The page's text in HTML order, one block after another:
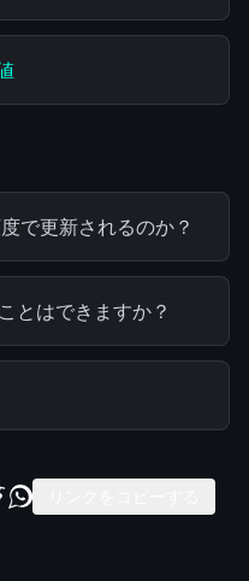
で更新されるのか？
とはできますか？